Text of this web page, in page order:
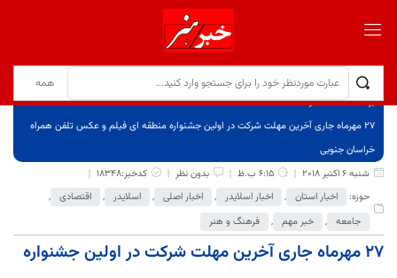
برگ نخست
نوشته‌ها
٢٧ مهرماه جاری آخرین مهلت شرکت در اولین جشنواره‌ منطقه ای فیلم و عکس تلفن همراه
خراسان جنوبی
شنبه 6 اکتبر 2018
6:15 ب.ظ بدون نظر
کدخبر:18348
حوزه:
اخبار استان , اخبار اسلایدر , اخبار اصلی , اسلایدر , اقتصادی ,
جامعه , خبر مهم , فرهنگ و هنر
٢٧ مهرماه جاری آخرین مهلت شرکت در اولین جشنواره‌